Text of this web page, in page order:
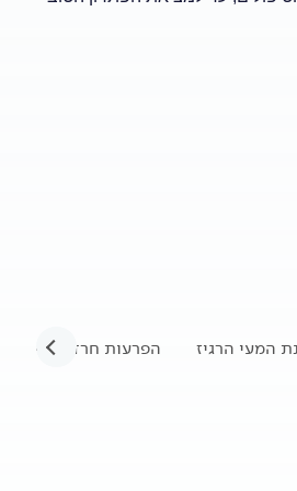
המעי הרגיז הפרעות חרדה ודיכאון